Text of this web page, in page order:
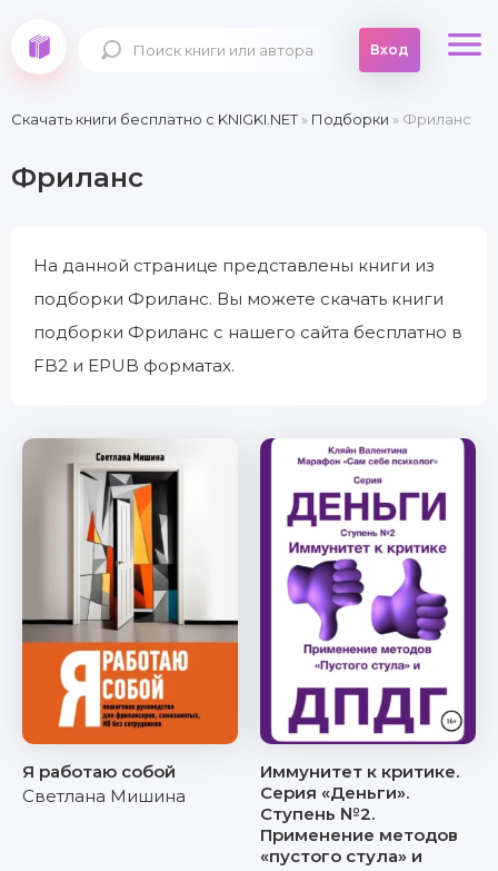
Вход
Скачать книги бесплатно c KNIGKI.NET» Подборки » Фриланс
Фриланс
На данной странице представлены книги из
подборки Фриланс. Вы можете скачать книги
подборки Фриланс с нашего сайта бесплатно в
FB2 и EPUB форматах.
Я работаю собой
Светлана Мишина
Иммунитет к критике.
Серия «Деньги».
Ступень №2.
Применение методов
«пустого стула» и